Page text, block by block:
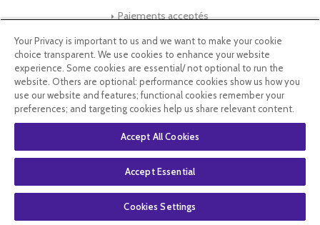
Paiements acceptés
Conditions Générales de Vente
Mentions légales
Store-Factory
Qui Sommes nous ?
Parrainage
Blog & Conseils
Your Privacy is important to us and we want to make your cookie
choice transparent. We use cookies to enhance your website
experience. Some cookies are essential/ not optional to run the
website. Others are optional: performance cookies show us how you
use our website and features; functional cookies remember your
preferences; and targeting cookies help us share relevant content.
Accept All Cookies
Accept Essential
Cookies Settings